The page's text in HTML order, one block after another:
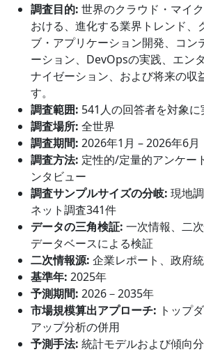
調査目的: 世界のクラウド・マイ
おける、進化する業界トレンド、
ブ・アプリケーション開発、コン
ーション、DevOpsの実践、エン
ナイゼーション、および将来の収
す。
調査範囲: 541人の回答者を対象
調査場所: 全世界
調査期間: 2026年1月 – 2026年6月
調査方法: 定性的/定量的アンケー
ンタビュー
調査サンプルサイズの分岐: 現地
ネット調査341件
データの三角検証: 一次情報、二
データベースによる検証
二次情報源: 企業レポート、政府
基準年: 2025年
予測期間: 2026－2035年
市場規模算出アプローチ: トップ
アップ分析の併用
予測手法: 統計モデルおよび傾向